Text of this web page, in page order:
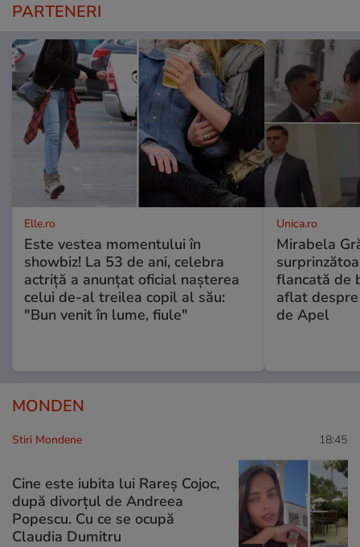
PARTENERI
Elle.ro
Este vestea momentului în
showbiz! La 53 de ani, celebra
actriță a anunțat oficial nașterea
celui de-al treilea copil al său:
"Bun venit în lume, fiule"
Unica.ro
Mirabela
flancată de
aflat
de Apel
MONDEN
Stiri Mondene 18:45
Cine este iubita lui Rareș Cojoc,
după divorțul de Andreea
Popescu. Cu ce se ocupă
Claudia Dumitru